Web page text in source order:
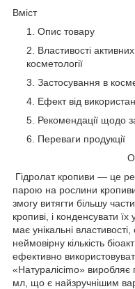
Вміст
Опис товару
Властивості
косметології
Застосування в
Ефект від
Рекомендації щодо
Переваги продукції
Гідролат кропиви — це
парою на рослини
змогу витягти більшу
кропиві, і конденсувати
має унікальні
неймовірну кількість
ефективно
«Натуралісimo» виробляє
мл, що є найзручнішим